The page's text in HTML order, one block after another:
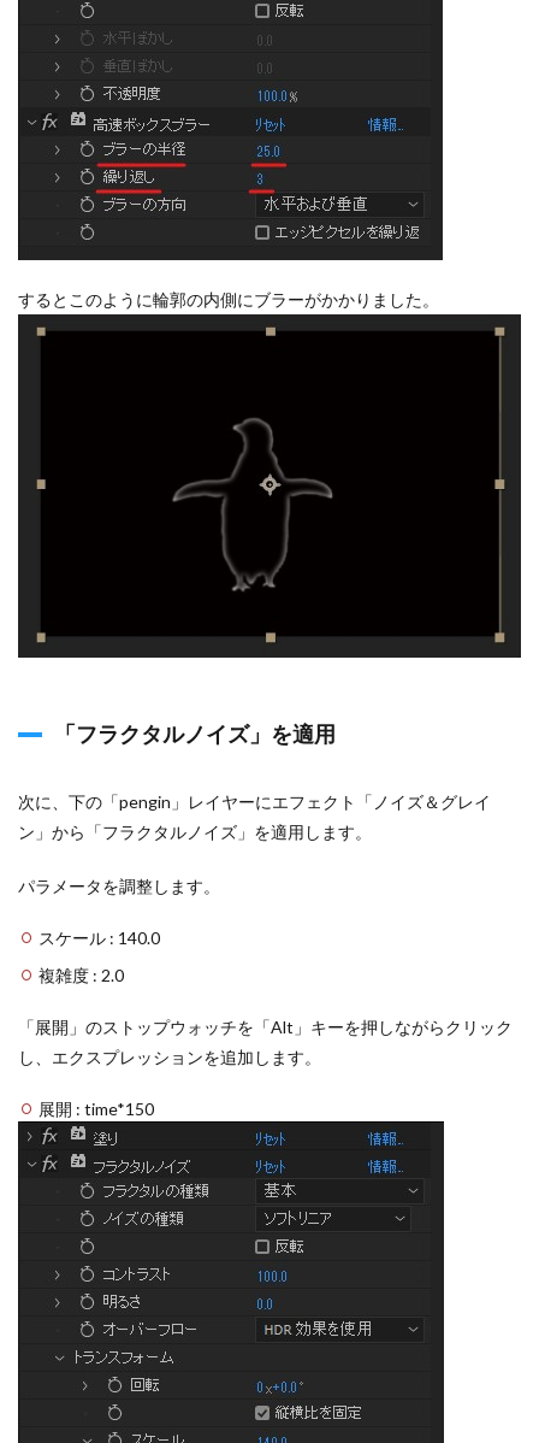
するとこのように輪郭の内側にブラーがかかりました。
「フラクタルノイズ」を適用
次に、下の「pengin」レイヤーにエフェクト「ノイズ＆グレイ
ン」から「フラクタルノイズ」を適用します。
パラメータを調整します。
スケール : 140.0
複雑度 : 2.0
「展開」のストップウォッチを「Alt」キーを押しながらクリック
し、エクスプレッションを追加します。
展開 : time*150